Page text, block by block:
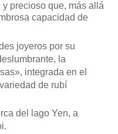
precioso que, más allá
capacidad de
joyeros por su
la
integrada en el
de rubí
del lago Yen, a